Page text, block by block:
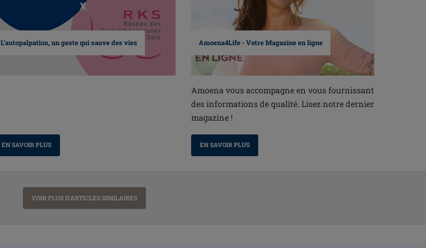
L’autopalpation, un geste qui sauve des vies
EN SAVOIR PLUS
Amoena4Life - Votre Magazine en ligne
Amoena vous accompagne en vous fournissant
des informations de qualité. Lisez notre dernier
magazine !
EN SAVOIR PLUS
VOIR PLUS D'ARTICLES SIMILAIRES